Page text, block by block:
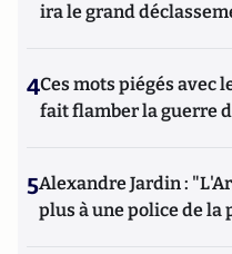
ira le grand
4Ces mots piégés avec
fait flamber la guerre
5Alexandre Jardin :
plus à une police de la